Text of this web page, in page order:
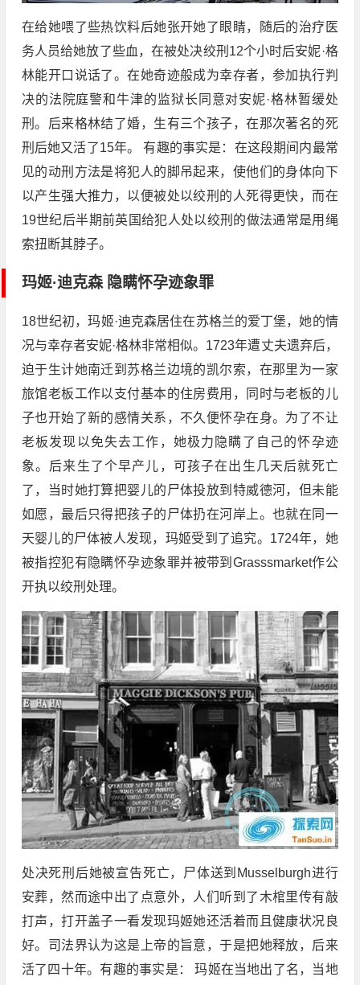
在给她喂了些热饮料后她张开她了眼睛，随后的治疗医
务人员给她放了些血，在被处决绞刑12个小时后安妮·格
林能开口说话了。在她奇迹般成为幸存者，参加执行判
决的法院庭警和牛津的监狱长同意对安妮·格林暂缓处
刑。后来格林结了婚，生有三个孩子，在那次著名的死
刑后她又活了15年。 有趣的事实是：在这段期间内最常
见的动刑方法是将犯人的脚吊起来，使他们的身体向下
以产生强大推力，以便被处以绞刑的人死得更快，而在
19世纪后半期前英国给犯人处以绞刑的做法通常是用绳
索扭断其脖子。
玛姬·迪克森 隐瞒怀孕迹象罪
18世纪初，玛姬·迪克森居住在苏格兰的爱丁堡，她的情
况与幸存者安妮·格林非常相似。1723年遭丈夫遗弃后，
迫于生计她南迁到苏格兰边境的凯尔索，在那里为一家
旅馆老板工作以支付基本的住房费用，同时与老板的儿
子也开始了新的感情关系，不久便怀孕在身。为了不让
老板发现以免失去工作，她极力隐瞒了自己的怀孕迹
象。后来生了个早产儿，可孩子在出生几天后就死亡
了，当时她打算把婴儿的尸体投放到特威德河，但未能
如愿，最后只得把孩子的尸体扔在河岸上。也就在同一
天婴儿的尸体被人发现，玛姬受到了追究。1724年，她
被指控犯有隐瞒怀孕迹象罪并被带到Grasssmarket作公
开执以绞刑处理。
处决死刑后她被宣告死亡，尸体送到Musselburgh进行
安葬，然而途中出了点意外，人们听到了木棺里传有敲
打声，打开盖子一看发现玛姬她还活着而且健康状况良
好。司法界认为这是上帝的旨意，于是把她释放，后来
活了四十年。有趣的事实是： 玛姬在当地出了名，当地